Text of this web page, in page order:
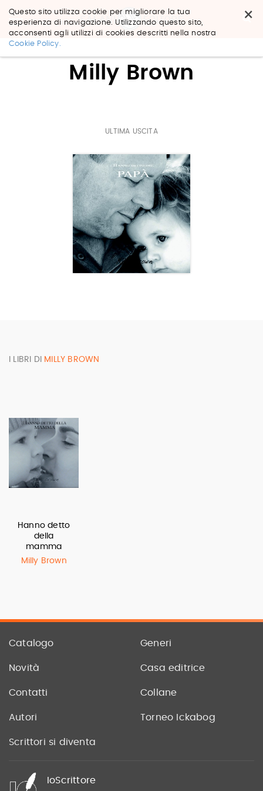
×
Questo sito utilizza cookie per migliorare la tua
esperienza di navigazione. Utilizzando questo sito,
acconsenti agli utilizzi di cookies descritti nella nostra
Cookie Policy.
Salta
Milly Brown
ULTIMA USCITA
I LIBRI DI MILLY BROWN
Hanno detto
della
mamma
Milly Brown
Catalogo Generi
Novità Casa editrice
Contatti Collane
Autori Torneo Ickabog
Scrittori si diventa
IoScrittore